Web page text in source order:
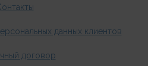
данных клиентов
договор